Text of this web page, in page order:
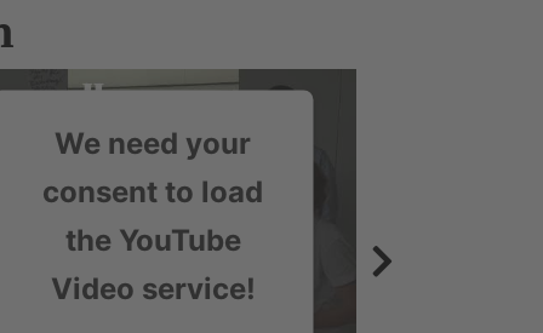
We need your
consent to load
the YouTube
Video service!